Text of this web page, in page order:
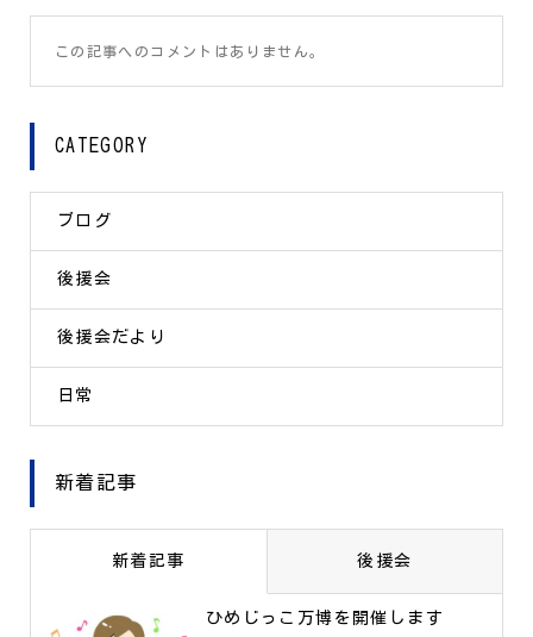
この記事へのコメントはありません。
CATEGORY
ブログ
後援会
後援会だより
日常
新着記事
新着記事 後援会
ひめじっこ万博を開催します